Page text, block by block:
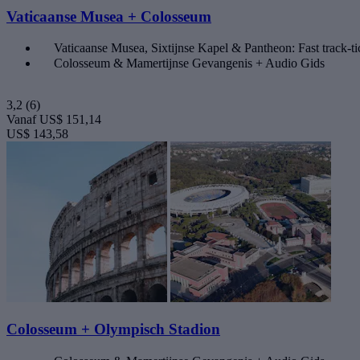
Vaticaanse Musea + Colosseum
Vaticaanse Musea, Sixtijnse Kapel & Pantheon: Fast track-
Colosseum & Mamertijnse Gevangenis + Audio Gids
3,2 (6)
Vanaf US$ 151,14
US$ 143,58
Colosseum + Olympisch Stadion